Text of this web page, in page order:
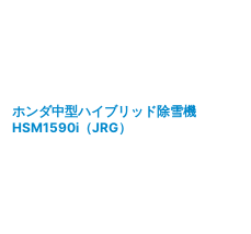
ホンダ中型ハイブリッド除雪機
HSM1590i（JRG）